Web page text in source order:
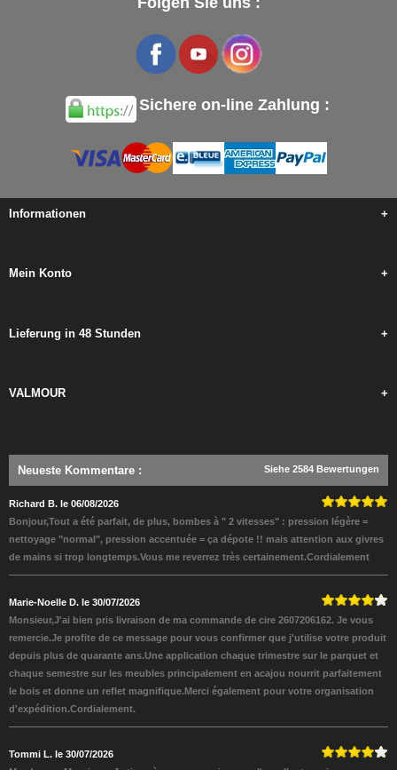
Sichere on-line Zahlung :
Informationen +
Mein Konto +
Lieferung in 48 Stunden +
VALMOUR +
Neueste Kommentare : Siehe 2584 Bewertungen
Richard B. le 06/08/2026
Bonjour,Tout a été parfait, de plus, bombes à " 2 vitesses" : pression légère =
nettoyage "normal", pression accentuée = ça dépote !! mais attention aux givres
de mains si trop longtemps.Vous me reverrez très certainement.Cordialement
Marie-Noelle D. le 30/07/2026
Monsieur,J'ai bien pris livraison de ma commande de cire 2607206162. Je vous
remercie.Je profite de ce message pour vous confirmer que j'utilise votre produit
depuis plus de quarante ans.Une application chaque trimestre sur le parquet et
chaque semestre sur les meubles principalement en acajou nourrit parfaitement
le bois et donne un reflet magnifique.Merci également pour votre organisation
d'expédition.Cordialement.
Tommi L. le 30/07/2026